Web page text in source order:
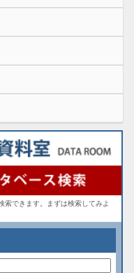
索できます。まずは検索してみよ